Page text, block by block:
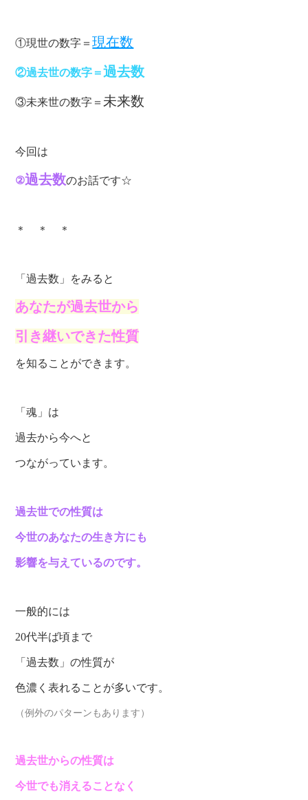
①現世の数字＝現在数
②過去世の数字＝過去数
③未来世の数字＝ 未来数
今回は
②過去数のお話です☆
＊ ＊ ＊
「過去数」をみると
あなたが過去世から
引き継いできた性質
を知ることができます。
「魂」は
過去から今へと
つながっています。
過去世での性質は
今世のあなたの生き方にも
影響を与えているのです。
一般的には
20代半ば頃まで
「過去数」の性質が
色濃く表れることが多いです。
（例外のパターンもあります）
過去世からの性質は
今世でも消えることなく